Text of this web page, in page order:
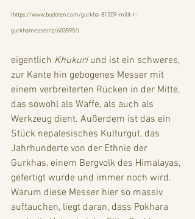
(https://www.budoten.com/gurkha-81209-milit-r-
gurkhamesser/p/603595/)
eigentlich Khukuri und ist ein schweres,
zur Kante hin gebogenes Messer mit
einem verbreiterten Rücken in der Mitte,
das sowohl als Waffe, als auch als
Werkzeug dient. Außerdem ist das ein
Stück nepalesisches Kulturgut, das
Jahrhunderte von der Ethnie der
Gurkhas, einem Bergvolk des Himalayas,
gefertigt wurde und immer noch wird.
Warum diese Messer hier so massiv
auftauchen, liegt daran, dass Pokhara